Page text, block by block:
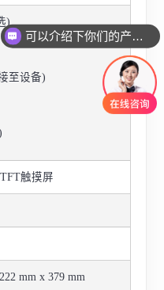
)
至设备)
触摸屏
mm x 379 mm
可以介绍下你们的产品么